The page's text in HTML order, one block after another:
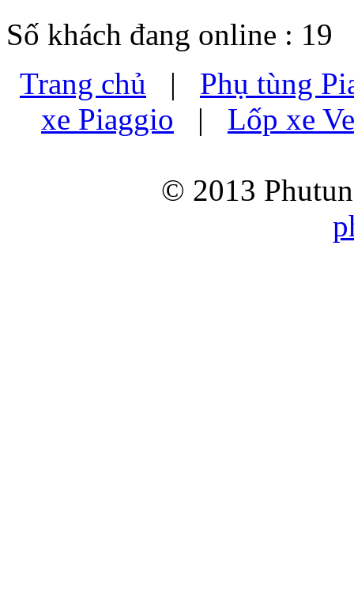
Số khách đang online : 19
Trang chủ | Phụ tùng
xe Piaggio | Lốp xe
© 2013